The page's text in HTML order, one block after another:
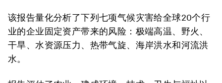
该报告量化分析了下列七项气候灾害给全球20个行
业的企业固定资产带来的风险：极端高温、野火、
干旱、水资源压力、热带气旋、海岸洪水和河流洪
水。